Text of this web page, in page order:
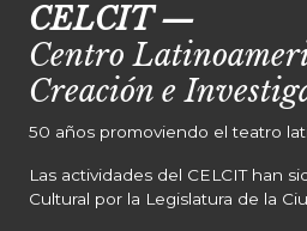
CELCIT—
Centro
Creación e
50 años promoviendo el teatro
Las actividades del CELCIT han
Cultural por la Legislatura de la